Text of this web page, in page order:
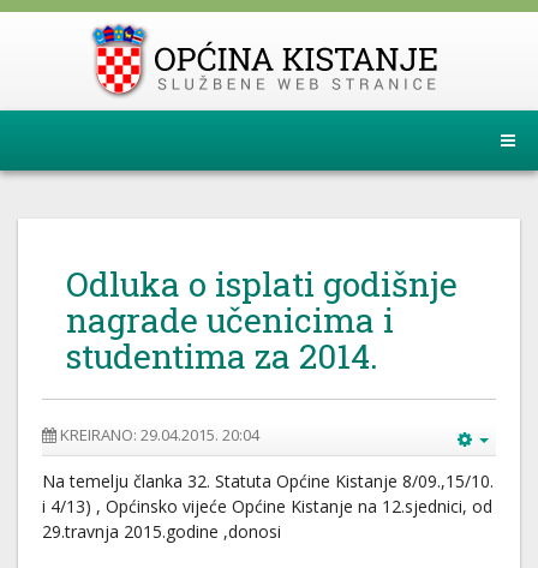
Odluka o isplati godišnje
nagrade učenicima i
studentima za 2014.
KREIRANO: 29.04.2015. 20:04
Na temelju članka 32. Statuta Općine Kistanje 8/09.,15/10.
i 4/13) , Općinsko vijeće Općine Kistanje na 12.sjednici, od
29.travnja 2015.godine ,donosi